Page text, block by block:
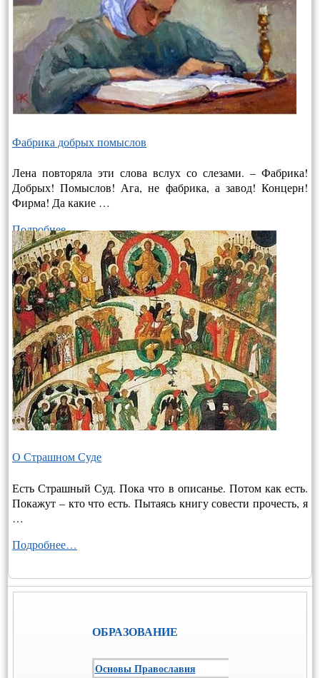
Фабрика добрых помыслов
Лена повторяла эти слова вслух со слезами. – Фабрика!
Добрых! Помыслов! Ага, не фабрика, а завод! Концерн!
Фирма! Да какие …
Подробнее…
О Страшном Суде
Есть Страшный Суд. Пока что в описанье. Потом как есть.
Покажут – кто что есть. Пытаясь книгу совести прочесть, я
…
Подробнее…
ОБРАЗОВАНИЕ
Основы Православия